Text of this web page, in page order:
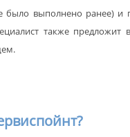
выполнено ранее) и
также предложит